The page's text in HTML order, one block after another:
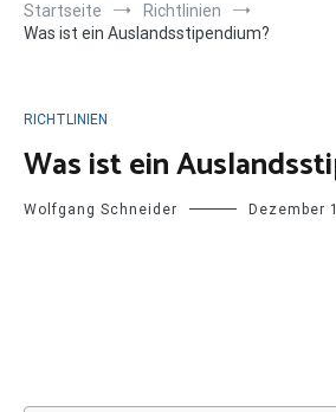
Startseite
Richtlinien
Was ist ein Auslandsstipendium?
RICHTLINIEN
Was ist ein
Wolfgang Schneider Dezember